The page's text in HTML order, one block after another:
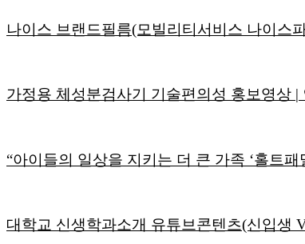
나이스 브랜드필름(모빌리티서비스 나이스
가정용 체성분검사기 기술편의성 홍보영상 |
“아이들의 일상을 지키는 더 큰 가족 ‘홀트패
대학교 신생학과소개 유튜브콘텐츠(신입생